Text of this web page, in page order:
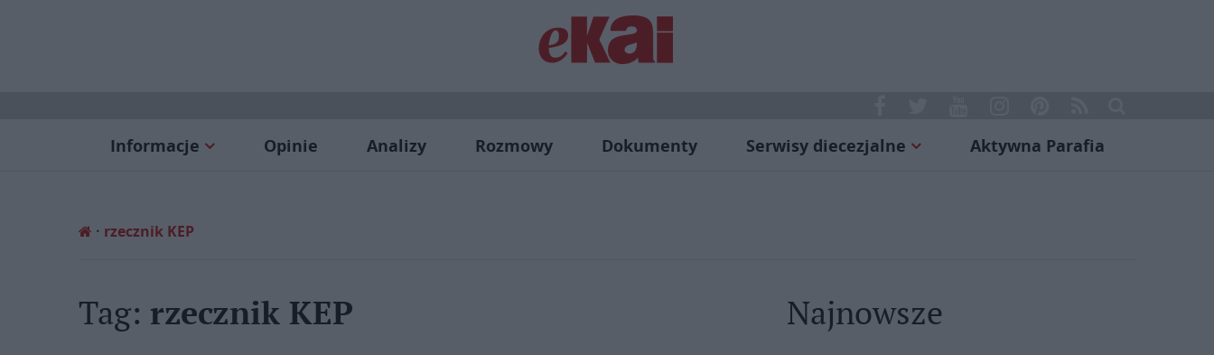
Informacje Opinie Analizy Rozmowy Dokumenty Serwisy diecezjalne Aktywna Parafia
rzecznik KEP
Tag: rzecznik KEP Najnowsze